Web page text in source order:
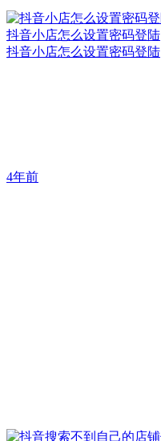
抖音小店怎么设置密码登陆
抖音小店怎么设置密码登陆
4年前